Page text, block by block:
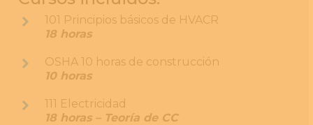
101 Principios básicos de HVACR
18 horas
OSHA 10 horas de construcción
10 horas
111 Electricidad
18 horas – Teoría de CC